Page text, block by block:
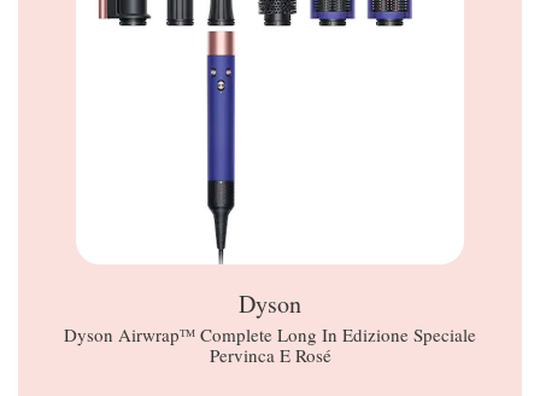
Dyson
Dyson Airwrapᵀᴹ Complete Long In Edizione Speciale
Pervinca E Rosé